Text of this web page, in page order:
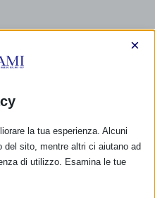
EVENTI
×
la tua esperienza. Alcuni
del sito, mentre altri ci aiutano ad
di utilizzo. Esamina le tue